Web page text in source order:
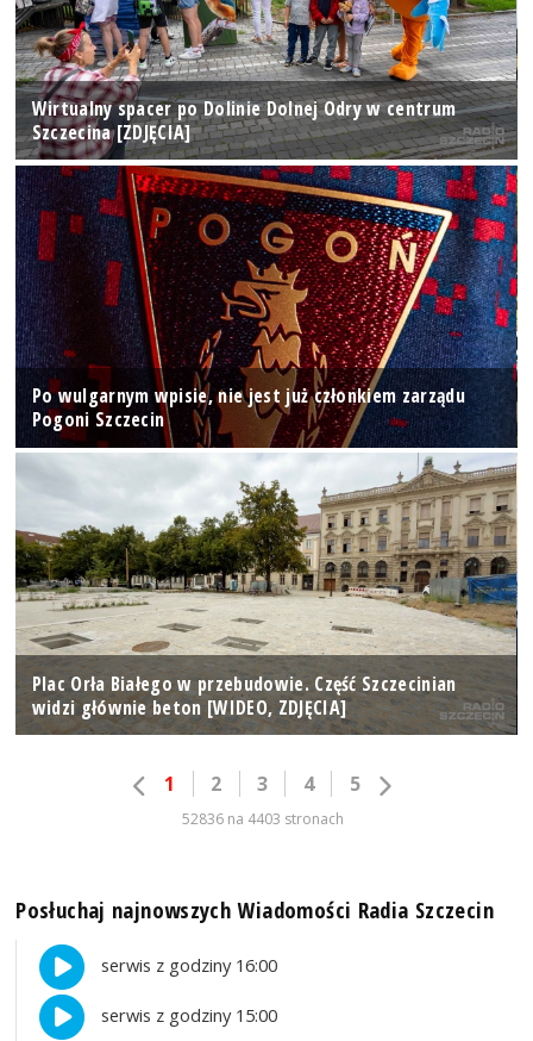
Wirtualny spacer po Dolinie Dolnej Odry w centrum
Szczecina [ZDJĘCIA]
Po wulgarnym wpisie, nie jest już członkiem zarządu
Pogoni Szczecin
Plac Orła Białego w przebudowie. Część Szczecinian
widzi głównie beton [WIDEO, ZDJĘCIA]
1 2 3 4 5
52836 na 4403 stronach
Posłuchaj najnowszych Wiadomości Radia Szczecin
serwis z godziny 16:00
serwis z godziny 15:00